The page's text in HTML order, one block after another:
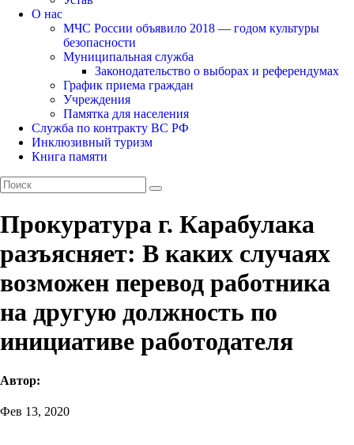
О нас
МЧС России объявило 2018 — годом культуры
безопасности
Муниципальная служба
Законодательство о выборах и референдумах
График приема граждан
Учреждения
Памятка для населения
Служба по контракту ВС РФ
Инклюзивный туризм
Книга памяти
Прокуратура г. Карабулака
разъясняет: В каких случаях
возможен перевод работника
на другую должность по
инициативе работодателя
Автор:
Фев 13, 2020